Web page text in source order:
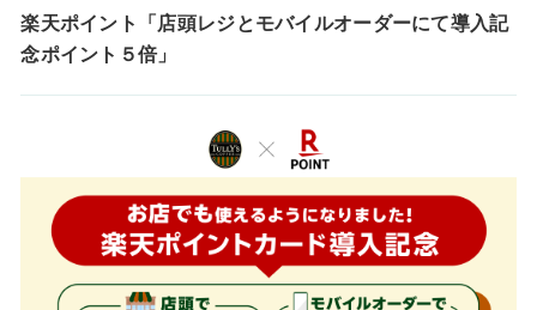
楽天ポイント「店頭レジとモバイルオーダーにて導入記
念ポイント５倍」